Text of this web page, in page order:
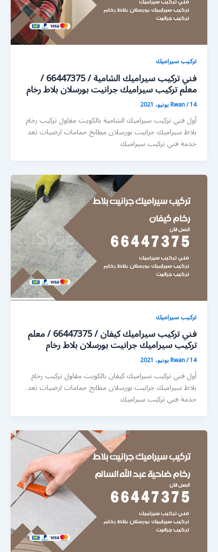
تركيب سيراميك
فني تركيب سيراميك الشامية / 66447375 /
معلم تركيب سيراميك جرانيت بورسلان بلاط رخام
Rwan/14 يونيو، 2021
أول فني تركيب سيراميك الشامية بالكويت مقاول تركيب رخام
بلاط سيراميك جرانيت بورسلان مطابخ حمامات ارضيات تعد
خدمة فني تركيب سيراميك
تركيب سيراميك
فني تركيب سيراميك كيفان / 66447375 / معلم
تركيب سيراميك جرانيت بورسلان بلاط رخام
Rwan/14 يونيو، 2021
أول فني تركيب سيراميك كيفان بالكويت مقاول تركيب رخام
بلاط سيراميك جرانيت بورسلان مطابخ حمامات ارضيات تعد
خدمة فني تركيب سيراميك